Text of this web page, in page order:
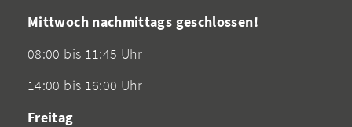
Mittwoch nachmittags geschlossen!
08:00 bis 11:45 Uhr
14:00 bis 16:00 Uhr
Freitag